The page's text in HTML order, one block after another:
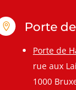
 Porte
Porte de
rue aux
1000